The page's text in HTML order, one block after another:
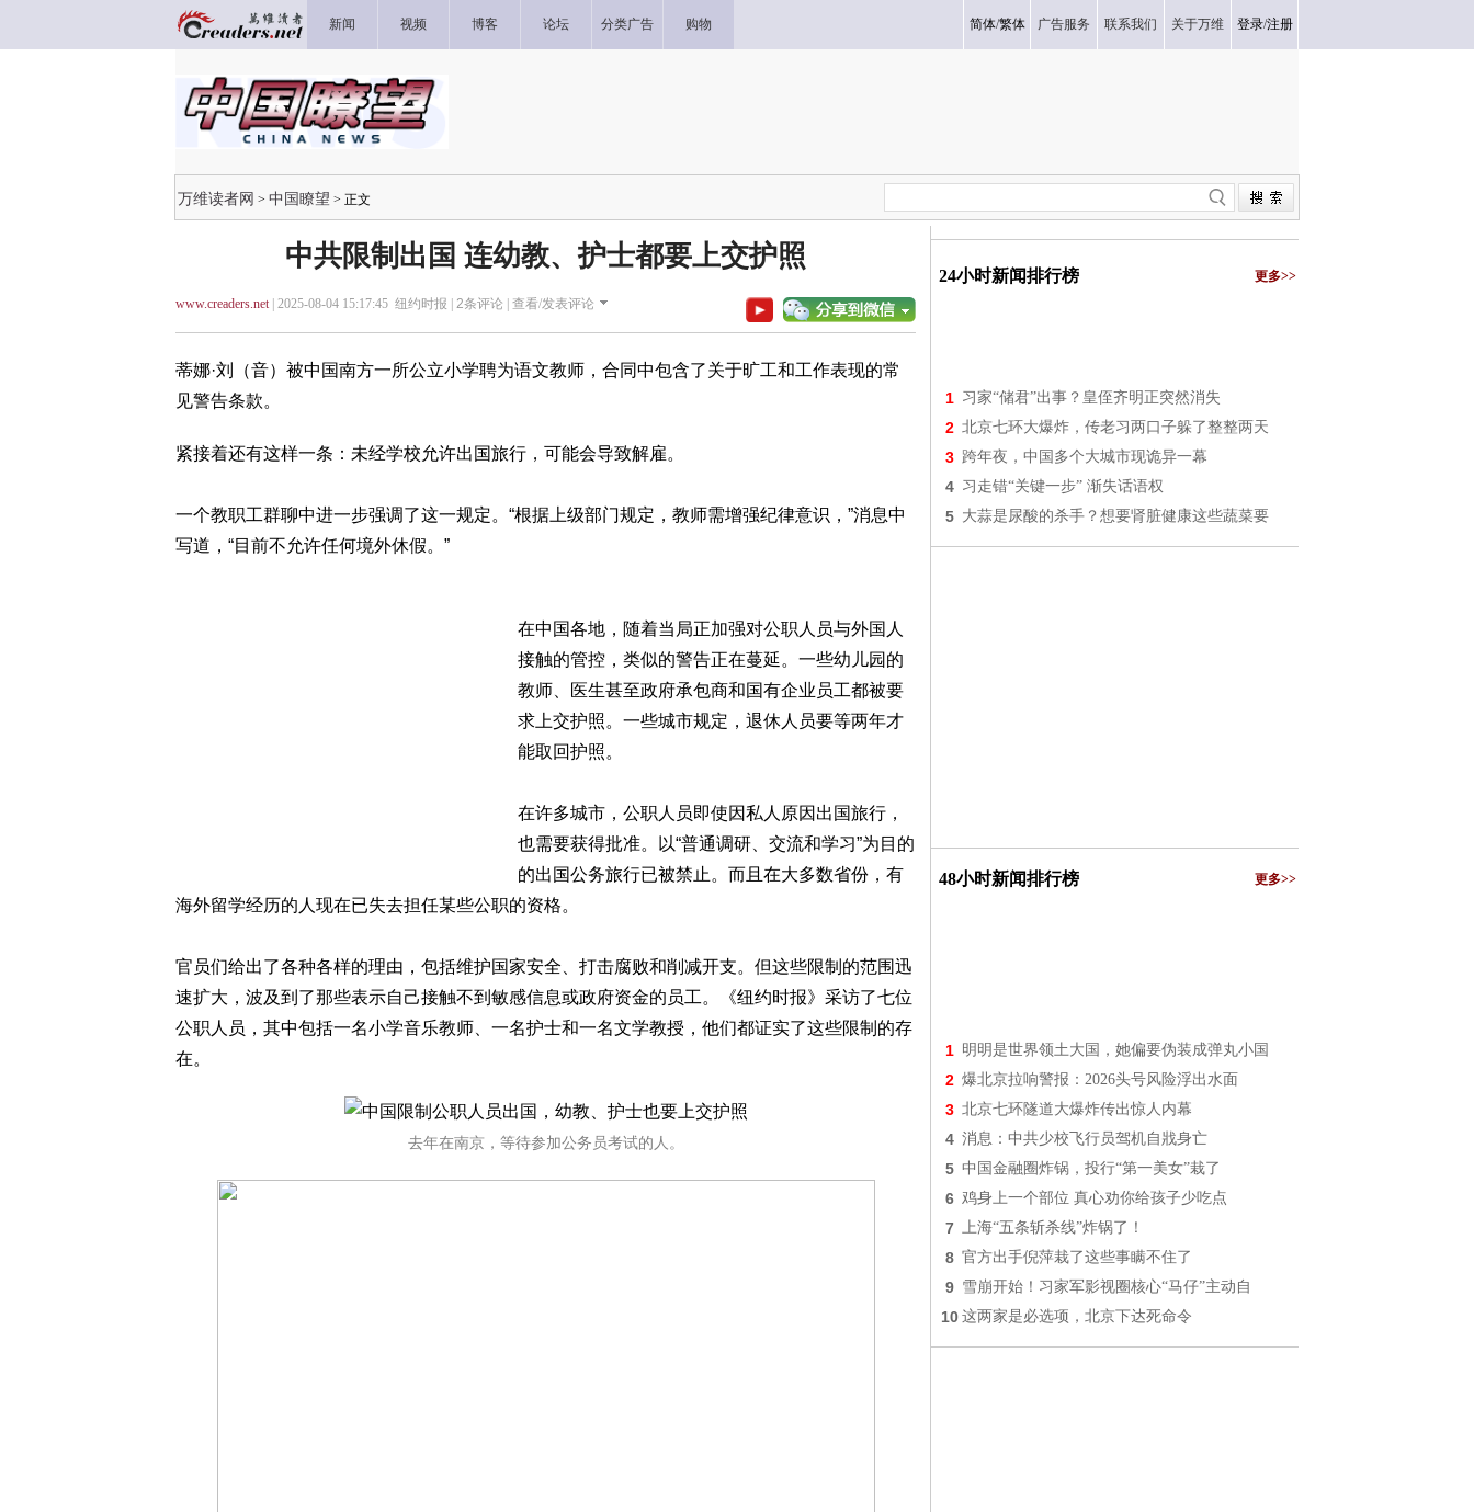
新闻 视频 博客 论坛 分类广告 购物 简体/繁体 广告服务 联系我们 关于万维 登录/注册
万维读者网 > 中国瞭望 > 正文
中共限制出国 连幼教、护士都要上交护照
www.creaders.net| 2025-08-04 15:17:45 纽约时报 | 2条评论 | 查看/发表评论
蒂娜·刘（音）被中国南方一所公立小学聘为语文教师，合同中包含了关于旷工和工作表现的常
见警告条款。
紧接着还有这样一条：未经学校允许出国旅行，可能会导致解雇。
一个教职工群聊中进一步强调了这一规定。“根据上级部门规定，教师需增强纪律意识，”消息中
写道，“目前不允许任何境外休假。”
在中国各地，随着当局正加强对公职人员与外国人
接触的管控，类似的警告正在蔓延。一些幼儿园的
教师、医生甚至政府承包商和国有企业员工都被要
求上交护照。一些城市规定，退休人员要等两年才
能取回护照。
在许多城市，公职人员即使因私人原因出国旅行，
也需要获得批准。以“普通调研、交流和学习”为目的
的出国公务旅行已被禁止。而且在大多数省份，有
海外留学经历的人现在已失去担任某些公职的资格。
官员们给出了各种各样的理由，包括维护国家安全、打击腐败和削减开支。但这些限制的范围迅
速扩大，波及到了那些表示自己接触不到敏感信息或政府资金的员工。《纽约时报》采访了七位
公职人员，其中包括一名小学音乐教师、一名护士和一名文学教授，他们都证实了这些限制的存
在。
去年在南京，等待参加公务员考试的人。
24小时新闻排行榜 更多>>
1 习家“储君”出事？皇侄齐明正突然消失
2 北京七环大爆炸，传老习两口子躲了整整两天
3 跨年夜，中国多个大城市现诡异一幕
4 习走错“关键一步” 渐失话语权
5 大蒜是尿酸的杀手？想要肾脏健康这些蔬菜要
48小时新闻排行榜 更多>>
1 明明是世界领土大国，她偏要伪装成弹丸小国
2 爆北京拉响警报：2026头号风险浮出水面
3 北京七环隧道大爆炸传出惊人内幕
4 消息：中共少校飞行员驾机自戕身亡
5 中国金融圈炸锅，投行“第一美女”栽了
6 鸡身上一个部位 真心劝你给孩子少吃点
7 上海“五条斩杀线”炸锅了！
8 官方出手倪萍栽了这些事瞒不住了
9 雪崩开始！习家军影视圈核心“马仔”主动自
10 这两家是必选项，北京下达死命令